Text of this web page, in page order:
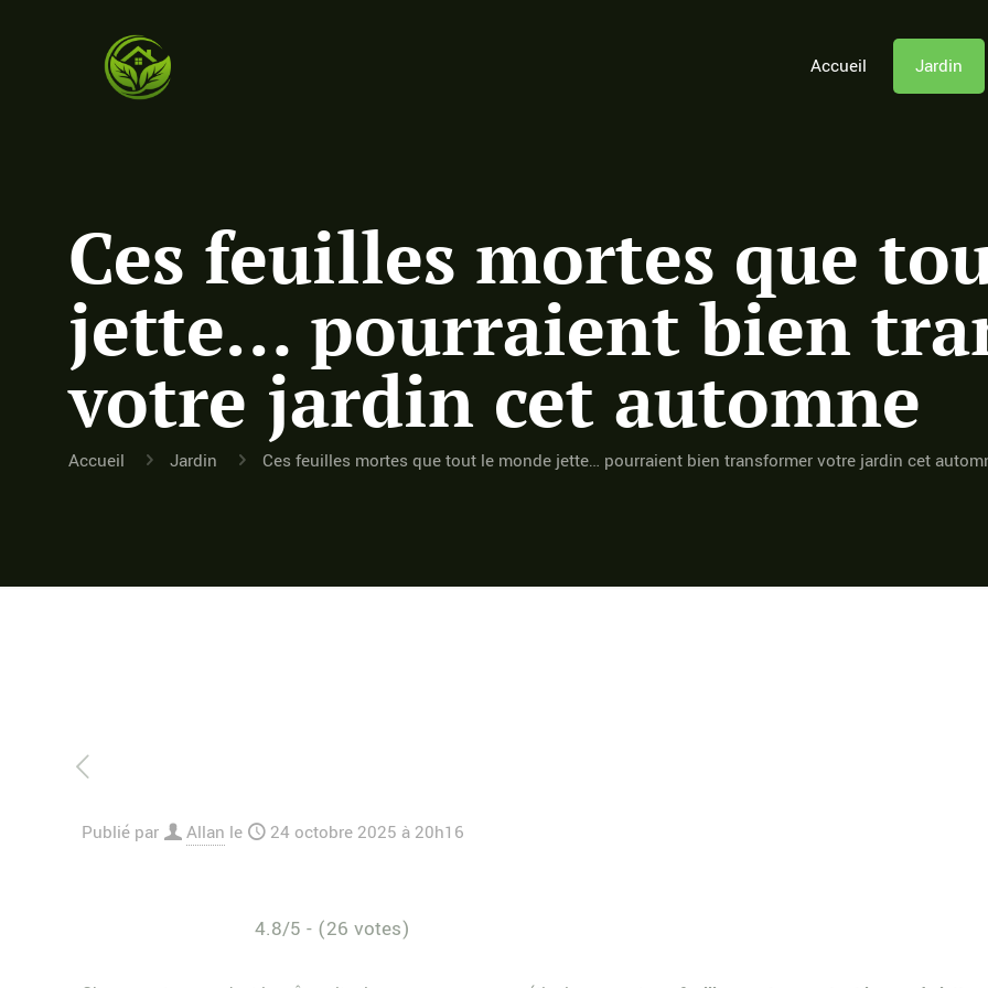
Accueil Jardin
Ces feuilles mortes que
jette… pourraient bien
votre jardin cet automne
Accueil Jardin Ces feuilles mortes que tout le monde jette… pourraient bien transformer votre jardin cet
Publié par Allan le 24 octobre 2025 à 20h16
4.8/5 - (26 votes)